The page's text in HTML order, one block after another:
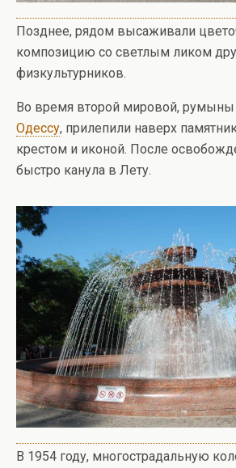
Позднее, рядом высаживали
композицию со светлым ликом
физкультурников.
Во время второй мировой, румыны
Одессу, прилепили наверх
крестом и иконой. После
быстро канула в Лету.
В 1954 году, многострадальную